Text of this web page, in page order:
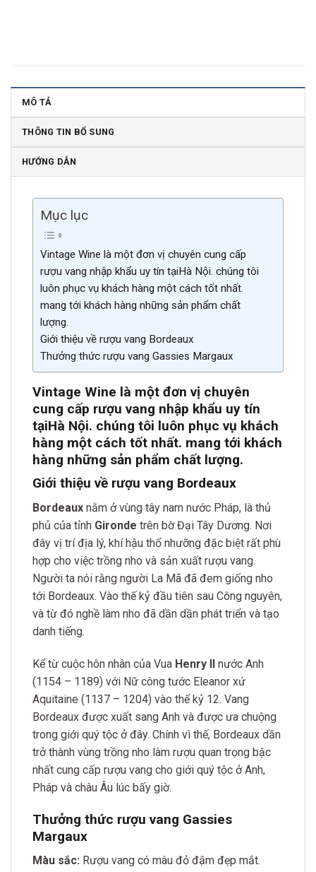
MÔ TẢ
THÔNG TIN BỔ SUNG
HƯỚNG DẪN
Mục lục
Vintage Wine là một đơn vị chuyên cung cấp
rượu vang nhập khẩu uy tín tạiHà Nội. chúng tôi
luôn phục vụ khách hàng một cách tốt nhất.
mang tới khách hàng những sản phẩm chất
lượng.
Giới thiệu về rượu vang Bordeaux
Thưởng thức rượu vang Gassies Margaux
Vintage Wine là một đơn vị chuyên
cung cấp rượu vang nhập khẩu uy tín
tạiHà Nội. chúng tôi luôn phục vụ khách
hàng một cách tốt nhất. mang tới khách
hàng những sản phẩm chất lượng.
Giới thiệu về rượu vang Bordeaux
Bordeaux nằm ở vùng tây nam nước Pháp, là thủ
phủ của tỉnh Gironde trên bờ Đại Tây Dương. Nơi
đây vị trí địa lý, khí hậu thổ nhưỡng đặc biệt rất phù
hợp cho việc trồng nho và sản xuất rượu vang.
Người ta nói rằng người La Mã đã đem giống nho
tới Bordeaux. Vào thế kỷ đầu tiên sau Công nguyên,
và từ đó nghề làm nho đã dần dần phát triển và tạo
danh tiếng.
Kể từ cuộc hôn nhân của Vua Henry II nước Anh
(1154 – 1189) với Nữ công tước Eleanor xứ
Aquitaine (1137 – 1204) vào thế kỷ 12. Vang
Bordeaux được xuất sang Anh và được ưa chuộng
trong giới quý tộc ở đây. Chính vì thế, Bordeaux dần
trở thành vùng trồng nho làm rượu quan trọng bậc
nhất cung cấp rượu vang cho giới quý tộc ở Anh,
Pháp và châu Âu lúc bấy giờ.
Thưởng thức rượu vang Gassies
Margaux
Màu sắc: Rượu vang có màu đỏ đậm đẹp mắt.